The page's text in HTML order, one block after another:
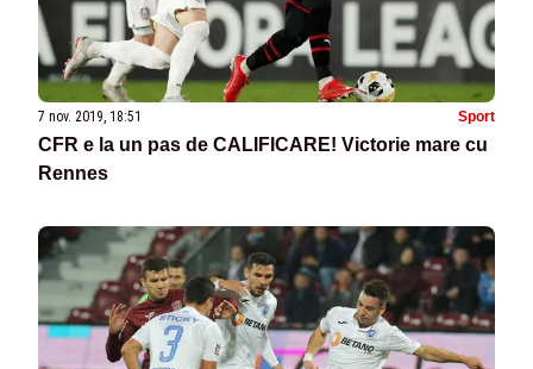
7 nov. 2019, 18:51 Sport
CFR e la un pas de CALIFICARE! Victorie mare cu
Rennes